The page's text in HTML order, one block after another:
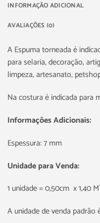
INFORMAÇÃO ADICIONAL
AVALIAÇÕES (0)
A Espuma torneada é
para selaria, decoração,
limpeza, artesanato,
Na costura é indicada para
Informações Adicionais:
Espessura: 7 mm
Unidade para Venda:
1 unidade = 0,50cm x 1,40
A unidade de venda padrão